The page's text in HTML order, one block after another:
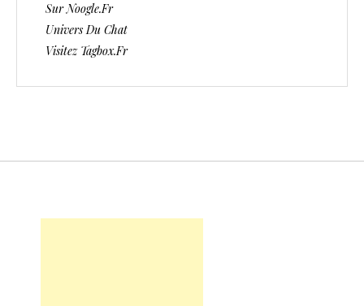
Sur Noogle.fr
Univers Du Chat
Visitez Tagbox.fr